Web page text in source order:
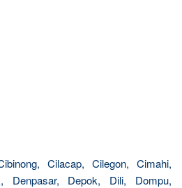
Cilacap, Cilegon, Cimahi,
Denpasar, Depok, Dili, Dompu,